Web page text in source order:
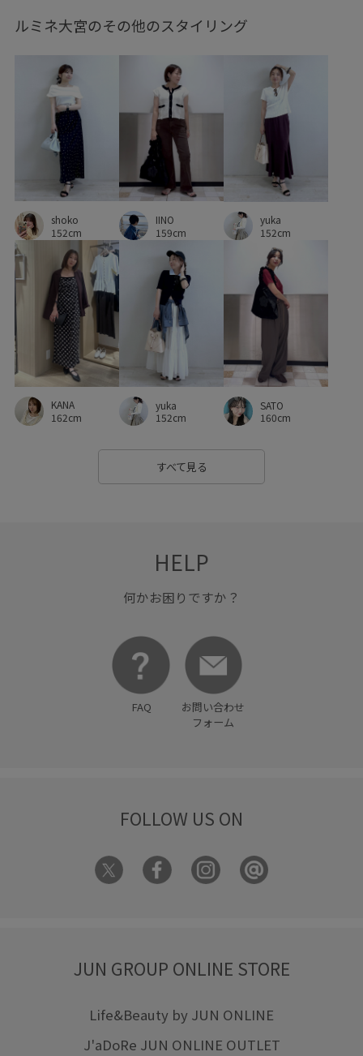
カゴバッグ カジュアル キャミワンピース
クッション性 コットン100%
コーディネートしやすい コーディネートのアクセント
サテン ショート丈 シワになりにくい
シンプルコーデ ジャケット
セットアップ セットアップ対象商品 ソフトタッチ
デイリーで活躍 トレンド ドレープ感
ニュアンスがある フィット感
フェミニン ブラウス ベーシック ベーシックカラー
ペプラム ボックスシルエット ポリエステル
マニッシュ マルチに活躍 マーメイドスカート
ラインストーン リネン リラックス感 ロゴプリント
ワイドパンツ ワイドボトム 伸縮性 低反発
光沢感 冷んやり 動きやすい
夏の機能素材アイテム 大人可愛い
透け感
ルミネ大宮のその他のスタイリング
shoko
152cm
IINO
159cm
yuka
152cm
KANA
162cm
yuka
152cm
SATO
160cm
すべて見る
HELP
何かお困りですか？
FAQ
お問い合わせ
フォーム
FOLLOW US ON
JUN GROUP ONLINE STORE
Life&Beauty by JUN ONLINE
J'aDoRe JUN ONLINE OUTLET